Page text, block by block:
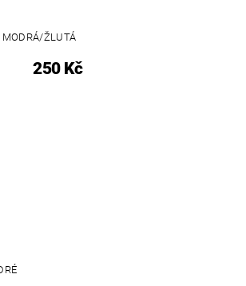
MODRÁ/ŽLUTÁ
250 Kč